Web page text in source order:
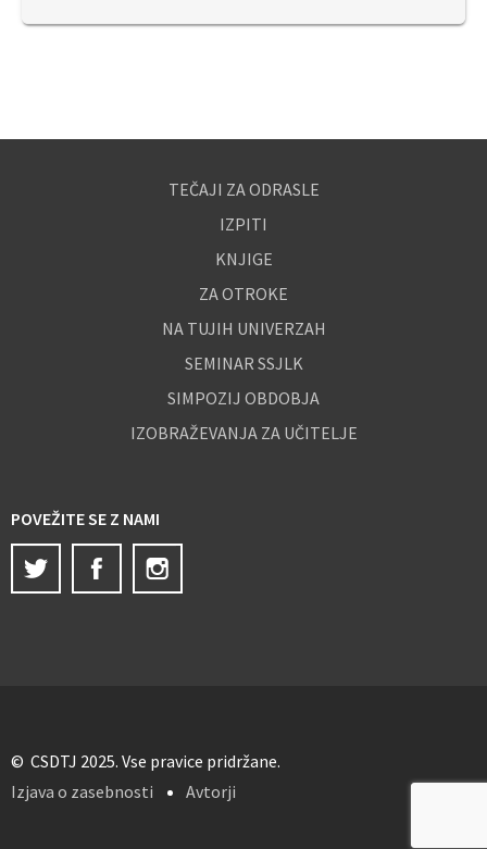
TEČAJI ZA ODRASLE
IZPITI
KNJIGE
ZA OTROKE
NA TUJIH UNIVERZAH
SEMINAR SSJLK
SIMPOZIJ OBDOBJA
IZOBRAŽEVANJA ZA UČITELJE
POVEŽITE SE Z NAMI
Twitter
Facebook
© CSDTJ 2025. Vse pravice pridržane.
Izjava o zasebnosti
Avtorji